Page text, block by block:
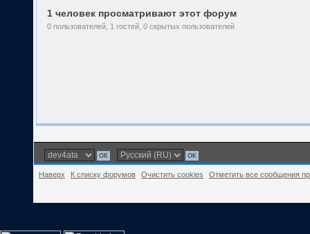
1 человек просматривают этот форум
0 пользователей, 1 гостей, 0 скрытых пользователей
Наверх К списку форумов Очистить cookies Отметить все сообщения